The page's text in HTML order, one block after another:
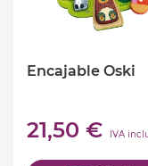
Encajable Oski
21,50 € IVA